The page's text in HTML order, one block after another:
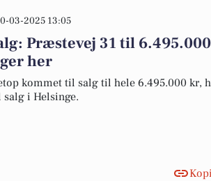
03-2025 13:05
Præstevej 31 til 6.495.000
her
kommet til salg til hele 6.495.000 kr,
i Helsinge.